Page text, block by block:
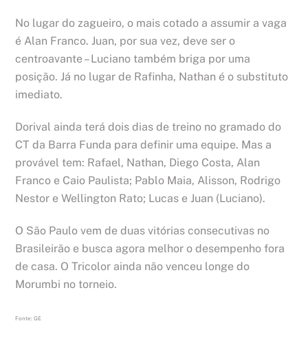
No lugar do zagueiro, o mais cotado a assumir a vaga
é Alan Franco. Juan, por sua vez, deve ser o
centroavante – Luciano também briga por uma
posição. Já no lugar de Rafinha, Nathan é o substituto
imediato.
Dorival ainda terá dois dias de treino no gramado do
CT da Barra Funda para definir uma equipe. Mas a
provável tem: Rafael, Nathan, Diego Costa, Alan
Franco e Caio Paulista; Pablo Maia, Alisson, Rodrigo
Nestor e Wellington Rato; Lucas e Juan (Luciano).
O São Paulo vem de duas vitórias consecutivas no
Brasileirão e busca agora melhor o desempenho fora
de casa. O Tricolor ainda não venceu longe do
Morumbi no torneio.
Fonte: GE